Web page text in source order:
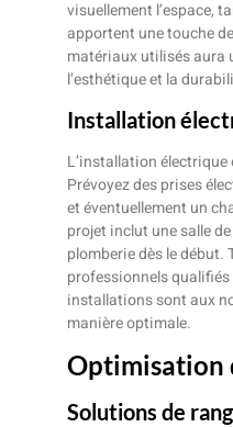
visuellement l’espace,
apportent une touche
matériaux utilisés aura
l’esthétique et la
Installation
L’installation
Prévoyez des prises
et éventuellement un
projet inclut une salle
plomberie dès le début.
professionnels
installations sont aux
manière optimale.
Optimisation
Solutions de